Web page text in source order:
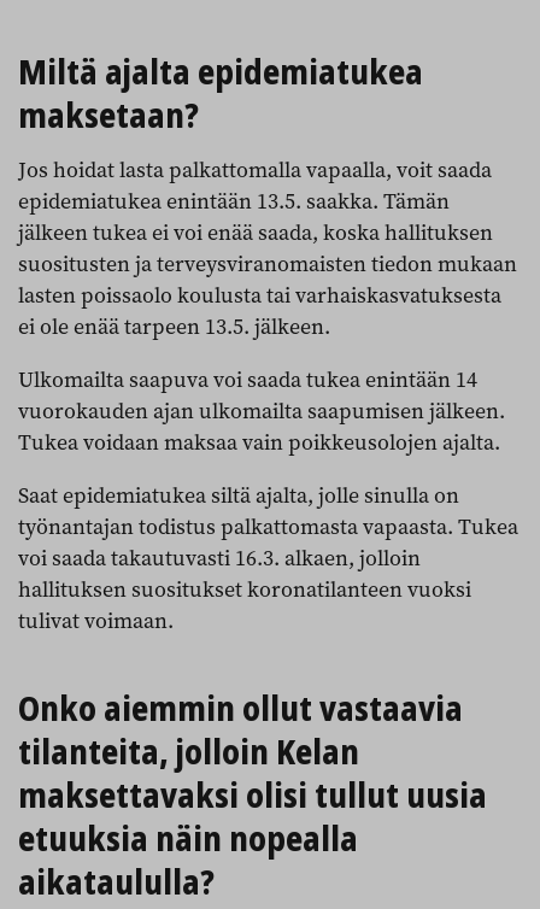
Miltä ajalta epidemiatukea
maksetaan?
Jos hoidat lasta palkattomalla vapaalla, voit saada
epidemiatukea enintään 13.5. saakka. Tämän
jälkeen tukea ei voi enää saada, koska hallituksen
suositusten ja terveysviranomaisten tiedon mukaan
lasten poissaolo koulusta tai varhaiskasvatuksesta
ei ole enää tarpeen 13.5. jälkeen.
Ulkomailta saapuva voi saada tukea enintään 14
vuorokauden ajan ulkomailta saapumisen jälkeen.
Tukea voidaan maksaa vain poikkeusolojen ajalta.
Saat epidemiatukea siltä ajalta, jolle sinulla on
työnantajan todistus palkattomasta vapaasta. Tukea
voi saada takautuvasti 16.3. alkaen, jolloin
hallituksen suositukset koronatilanteen vuoksi
tulivat voimaan.
Onko aiemmin ollut vastaavia
tilanteita, jolloin Kelan
maksettavaksi olisi tullut uusia
etuuksia näin nopealla
aikataululla?